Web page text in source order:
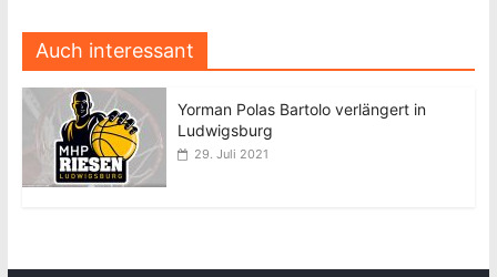
Auch interessant
Yorman Polas Bartolo verlängert in
Ludwigsburg
29. Juli 2021